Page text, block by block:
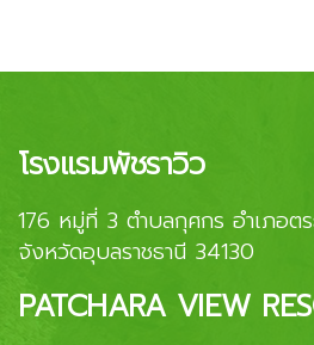
โรงแรมพัชราวิว
176 หมู่ที่ 3 ตำบลกุศกร อำเภอต
จังหวัดอุบลราชธานี 34130
PATCHARA VIEW